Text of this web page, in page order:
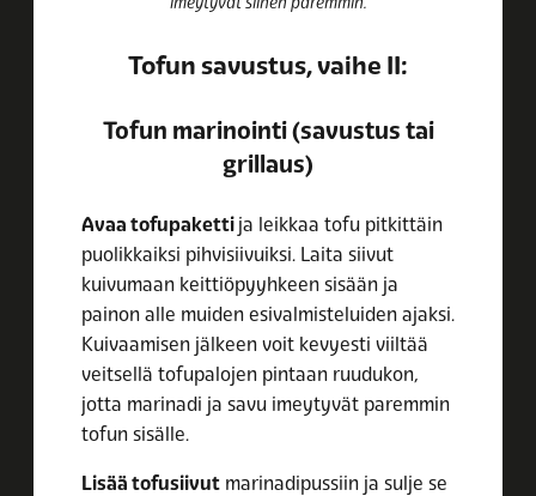
Tofun savustus, vaihe II:
Tofun marinointi (savustus tai
grillaus)
Avaa tofupaketti ja leikkaa tofu pitkittäin
puolikkaiksi pihvisiivuiksi. Laita siivut
kuivumaan keittiöpyyhkeen sisään ja
painon alle muiden esivalmisteluiden ajaksi.
Kuivaamisen jälkeen voit kevyesti viiltää
veitsellä tofupalojen pintaan ruudukon,
jotta marinadi ja savu imeytyvät paremmin
tofun sisälle.
Lisää tofusiivut marinadipussiin ja sulje se